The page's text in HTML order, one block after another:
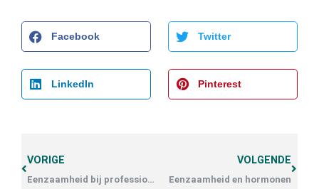
Facebook Twitter
LinkedIn Pinterest
VORIGE
Eenzaamheid bij professionals
VOLGENDE
Eenzaamheid en hormonen